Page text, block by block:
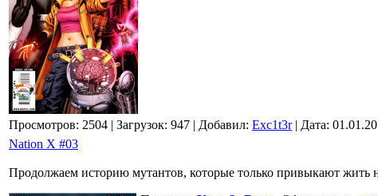
Просмотров: 2504 | Загрузок: 947 | Добавил: Exc1t3r| Дата:
Nation X #03
Продолжаем историю мутантов, которые только привыкают жить